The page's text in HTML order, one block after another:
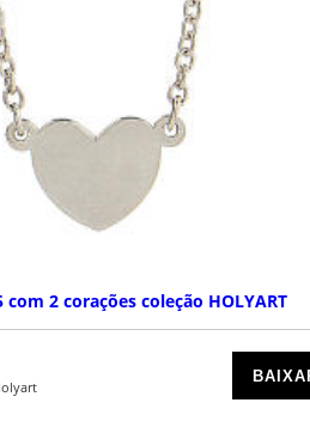
2 corações coleção HOLYART